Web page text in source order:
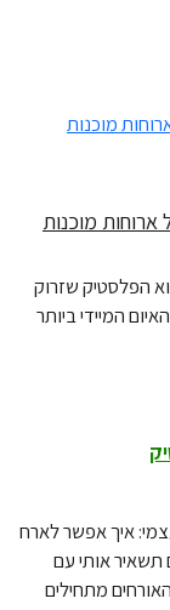
ארוחות מוכנות
הפלסטיק שזרוק
המיידי ביותר
איך אפשר לארח
אותי עם
מתחילים